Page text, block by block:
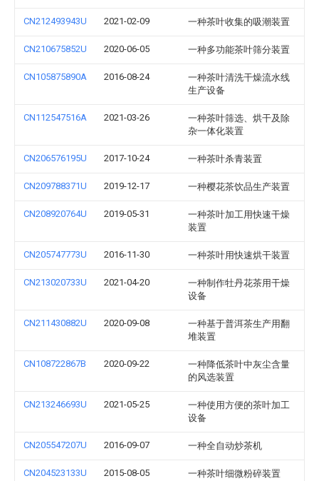
CN212493943U 2021-02-09 一种茶叶收集的吸潮装置
CN210675852U 2020-06-05 一种多功能茶叶筛分装置
CN105875890A 2016-08-24
一种茶叶清洗干燥流水线
生产设备
CN112547516A 2021-03-26
一种茶叶筛选、烘干及除
杂一体化装置
CN206576195U 2017-10-24 一种茶叶杀青装置
CN209788371U 2019-12-17 一种樱花茶饮品生产装置
CN208920764U 2019-05-31
一种茶叶加工用快速干燥
装置
CN205747773U 2016-11-30 一种茶叶用快速烘干装置
CN213020733U 2021-04-20
一种制作牡丹花茶用干燥
设备
CN211430882U 2020-09-08
一种基于普洱茶生产用翻
堆装置
CN108722867B 2020-09-22
一种降低茶叶中灰尘含量
的风选装置
CN213246693U 2021-05-25
一种使用方便的茶叶加工
设备
CN205547207U 2016-09-07 一种全自动炒茶机
CN204523133U 2015-08-05 一种茶叶细微粉碎装置